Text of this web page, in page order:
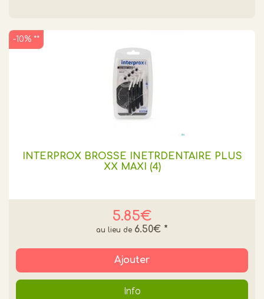
INTERPROX BROSSE INETRDENTAIRE PLUS
XX MAXI (4)
5.85€
6.50€ *
-10% **
Ajouter
Info